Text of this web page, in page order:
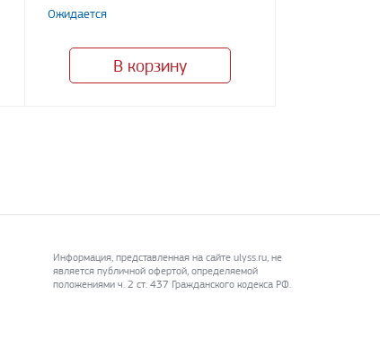
Ожидается
В корзину
Информация, представленная на сайте ulyss.ru, не
является публичной офертой, определяемой
положениями ч. 2 ст. 437 Гражданского кодекса РФ.